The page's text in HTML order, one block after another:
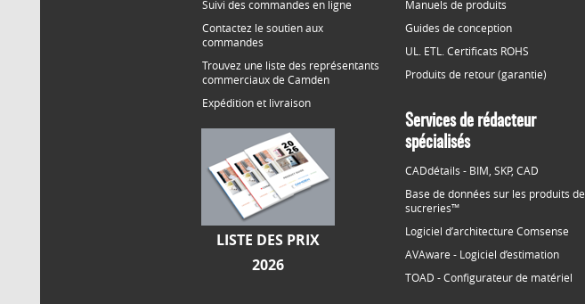
Suivi des commandes en ligne
Contactez le soutien aux
commandes
Trouvez une liste des représentants
commerciaux de Camden
Expédition et livraison
LISTE DES PRIX
2026
Manuels de produits
Guides de conception
UL. ETL. Certificats ROHS
Produits de retour (garantie)
Services de rédacteur
spécialisés
CADdétails - BIM, SKP, CAD
Base de données sur les produits de
sucreries™
Logiciel d’architecture Comsense
AVAware - Logiciel d’estimation
TOAD - Configurateur de matériel